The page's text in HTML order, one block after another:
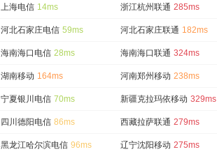
上海电信 14ms 浙江杭州联通 285ms
河北石家庄电信 59ms 河北石家庄联通 182ms
海南海口电信 28ms 海南海口联通 324ms
湖南移动 164ms 河南郑州移动 238ms
宁夏银川电信 70ms 新疆克拉玛依移动 329ms
四川德阳电信 86ms 西藏拉萨联通 279ms
黑龙江哈尔滨电信 96ms 辽宁沈阳移动 275ms